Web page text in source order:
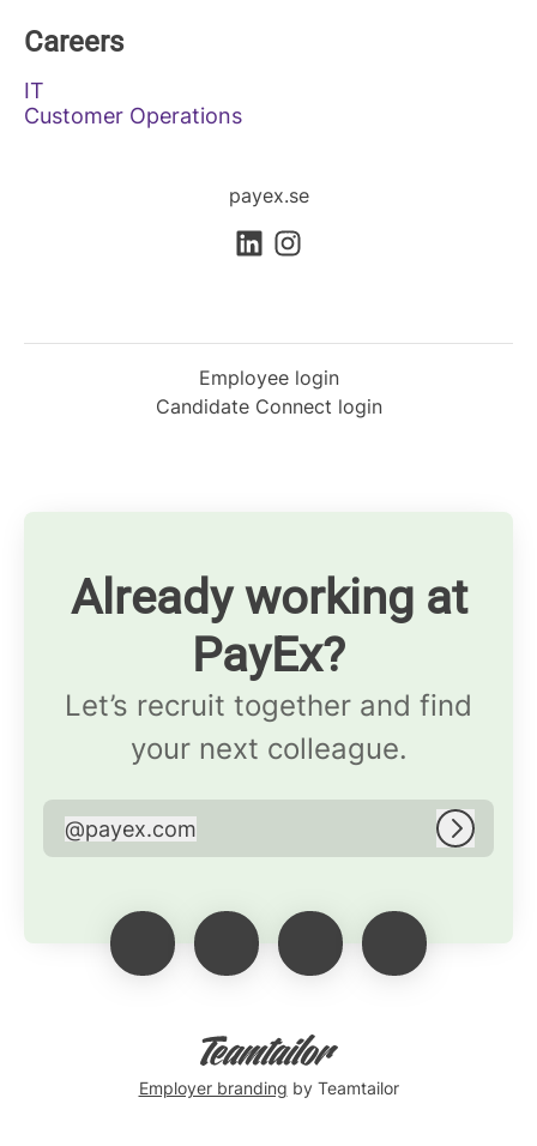
Careers
IT
Customer Operations
payex.se
Employee login
Candidate Connect login
Already working at
PayEx?
Let’s recruit together and find
your next colleague.
payex.com
@payex.com Log in
Employer branding by Teamtailor